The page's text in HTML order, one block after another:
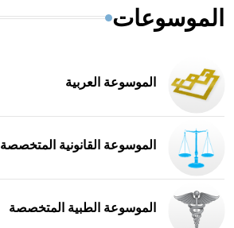
الموسوعات
الموسوعة العربية
الموسوعة القانونية المتخصصة
الموسوعة الطبية المتخصصة